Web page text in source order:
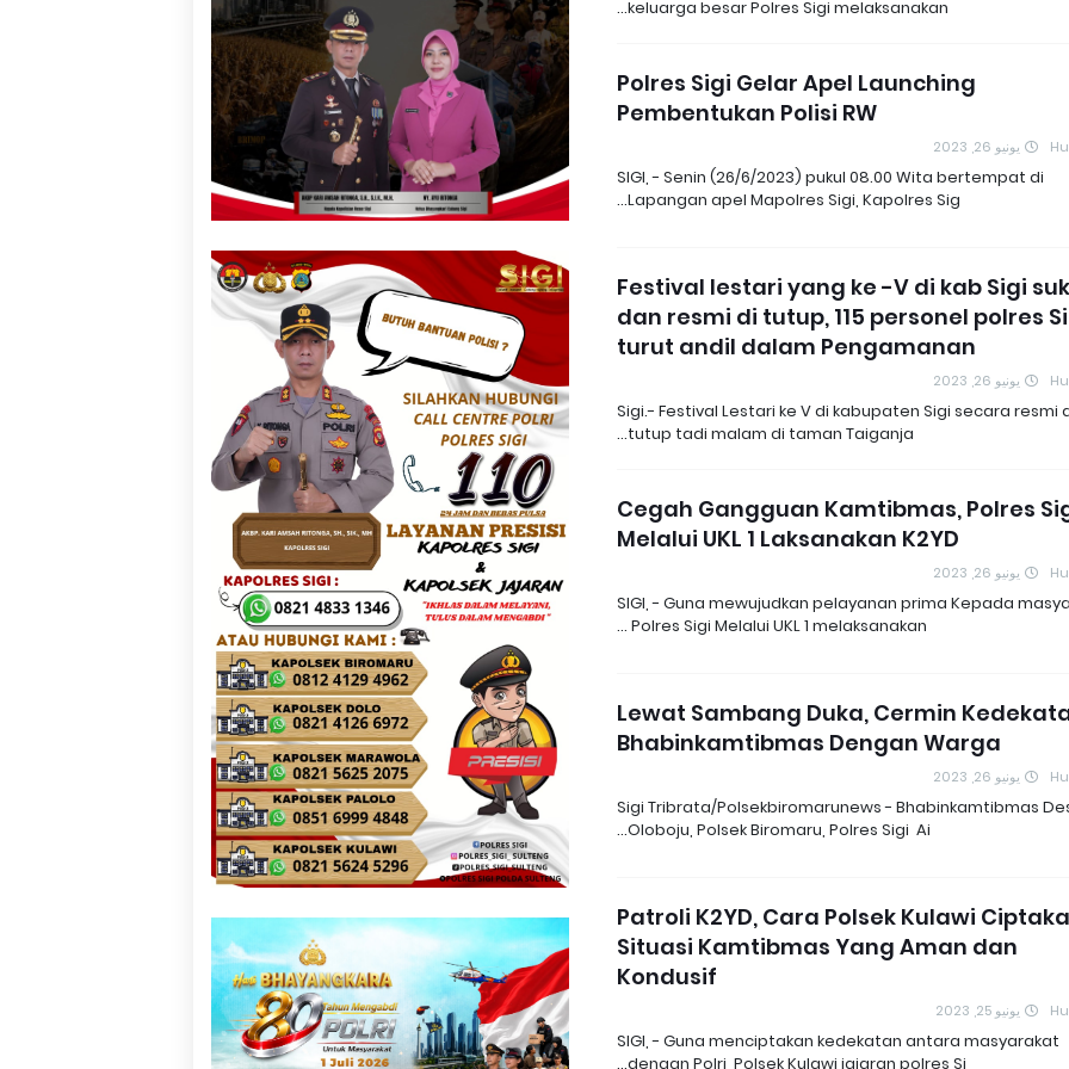
keluarga besar Polres Sigi melaksanakan…
Polres Sigi Gelar Apel Launching
Pembentukan Polisi RW
يونيو 26, 2023
SIGI, - Senin (26/6/2023) pukul 08.00 Wita bertempat di
Lapangan apel Mapolres Sigi, Kapolres Sig…
Festival lestari yang ke -V di kab Sigi
dan resmi di tutup, 115 personel polres
turut andil dalam Pengamanan
يونيو 26, 2023
Sigi.- Festival Lestari ke V di kabupaten Sigi secara resmi
tutup tadi malam di taman Taiganja…
Cegah Gangguan Kamtibmas, Polres
Melalui UKL 1 Laksanakan K2YD
يونيو 26, 2023
SIGI, - Guna mewujudkan pelayanan prima Kepada
Polres Sigi Melalui UKL 1 melaksanakan …
Lewat Sambang Duka, Cermin
Bhabinkamtibmas Dengan Warga
يونيو 26, 2023
Sigi Tribrata/Polsekbiromarunews - Bhabinkamtibmas
Oloboju, Polsek Biromaru, Polres Sigi Ai…
Patroli K2YD, Cara Polsek Kulawi
Situasi Kamtibmas Yang Aman dan
Kondusif
يونيو 25, 2023
SIGI, - Guna menciptakan kedekatan antara masyarakat
dengan Polri, Polsek Kulawi jajaran polres Si…